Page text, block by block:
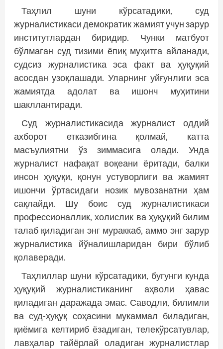
Таҳлил шуни кўрсатадики, суд
журналистикаси демократик жамият учун зарур
институтлардан биридир. Чунки матбуот
бўлмаган суд тизими ёпиқ муҳитга айланади,
судсиз журналистика эса факт ва ҳуқуқий
асосдан узоқлашади. Уларнинг уйғунлиги эса
жамиятда адолат ва ишонч муҳитини
шакллантиради.
Суд журналистикасида журналист оддий
ахборот етказибгина қолмай, катта
масъулиятни ўз зиммасига олади. Унда
журналист нафақат воқеани ёритади, балки
инсон ҳуқуқи, қонун устуворлиги ва жамият
ишончи ўртасидаги нозик мувозанатни ҳам
сақлайди. Шу боис суд журналистикаси
профессионаллик, холислик ва ҳуқуқий билим
талаб қиладиган энг мураккаб, аммо энг зарур
журналистика йўналишларидан бири бўлиб
қолаверади.
Таҳлиллар шуни кўрсатадики, бугунги кунда
ҳуқуқий журналистиканинг аҳволи ҳавас
қиладиган даражада эмас. Саводли, билимли
ва суд-ҳуқуқ соҳасини мукаммал биладиган,
қиёмига келтириб ёзадиган, телекўрсатувлар,
лавҳалар тайёрлай оладиган журналистлар